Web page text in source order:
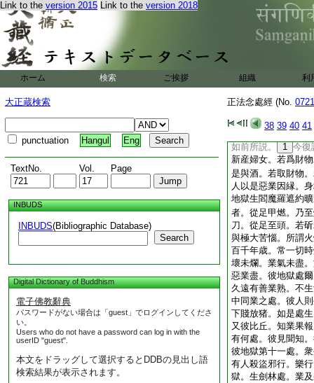
Link to the version 2015 Link to the version 2018
ホーム 検索 ご挨拶 組織 利
大正蔵検索
punctuation Hangul Eng
TextNo. Vol. Page
INBUDS
INBUDS(Bibliographic Database)
Search
Digital Dictionary of Buddhism
電子佛教辭典
パスワードがない場合は「guest」でログインしてくださ
い。
Users who do not have a password can log in with the
userID "guest".
本文をドラッグして選択するとDDBの見出し語
検索結果が表示されます。
正法念處經 (No.
38 39 40 41
集惡不善業未壞未
與苦不止。若惡業
於前世過去久遠有
之道。若生人中同
又彼比丘。知業果
有何處。彼見聞知
約曠野。是彼地獄
彼處。彼見有人殺
墮叫喚地獄。生閻
如前所説。
1 今復
新産婦女。若爲財
是與酒。若取財物
人以是惡業因縁。
地獄生閻魔羅遮約
者。從足甲燃。乃
刀。從足至頭。若
與極大苦惱。所謂
百千年歳。常一切
壞未爛。業氣未盡
惡業盡。彼地獄處
久遠有善業熟。不
中同業之處。彼人
下賤放猪。如是處
又彼比丘。知業果
有何處。彼見聞知
彼地獄第十一處。
有人殺盜邪行。樂
獄。生劍林處。業